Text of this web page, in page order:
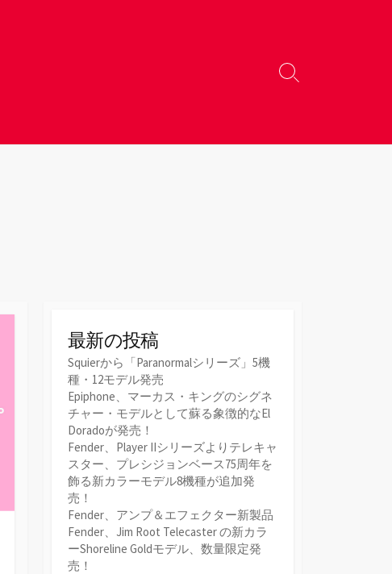
検
替
最新の投稿
Squierから「Paranormalシリーズ」5機
種・12モデル発売
Epiphone、マーカス・キングのシグネ
チャー・モデルとして蘇る象徴的なEl
Doradoが発売！
Fender、Player IIシリーズよりテレキャ
スター、プレシジョンベース75周年を
飾る新カラーモデル8機種が追加発
売！
Fender、アンプ＆エフェクター新製品
Fender、Jim Root Telecaster の新カラ
ーShoreline Goldモデル、数量限定発
売！